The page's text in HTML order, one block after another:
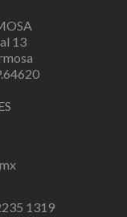
13
1319